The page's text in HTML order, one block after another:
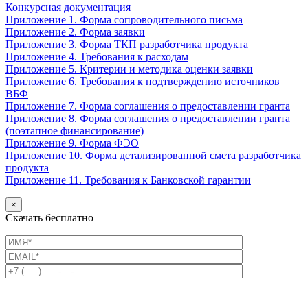
Конкурсная документация
Приложение 1. Форма сопроводительного письма
Приложение 2. Форма заявки
Приложение 3. Форма ТКП разработчика продукта
Приложение 4. Требования к расходам
Приложение 5. Критерии и методика оценки заявки
Приложение 6. Требования к подтверждению источников
ВБФ
Приложение 7. Форма соглашения о предоставлении гранта
Приложение 8. Форма соглашения о предоставлении гранта
(поэтапное финансирование)
Приложение 9. Форма ФЭО
Приложение 10. Форма детализированной смета разработчика
продукта
Приложение 11. Требования к Банковской гарантии
×
Скачать бесплатно